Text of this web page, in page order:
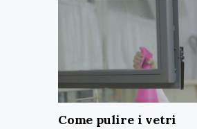
Come pulire i vetri